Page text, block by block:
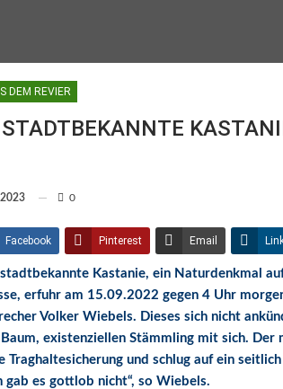
DEM REVIER
0
Facebook Pinterest Email
Facebook Messenger
stadtbekannte Kastanie, ein Naturdenkmal
erfuhr am 15.09.2022 gegen 4 Uhr
Volker Wiebels. Dieses sich nicht
existenziellen Stämmling mit sich.
Traghaltesicherung und schlug auf ein
gab es gottlob nicht“, so Wiebels.